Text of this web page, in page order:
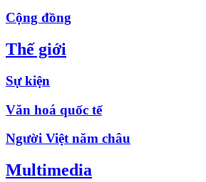
Cộng đồng
Thế giới
Sự kiện
Văn hoá quốc tế
Người Việt năm châu
Multimedia